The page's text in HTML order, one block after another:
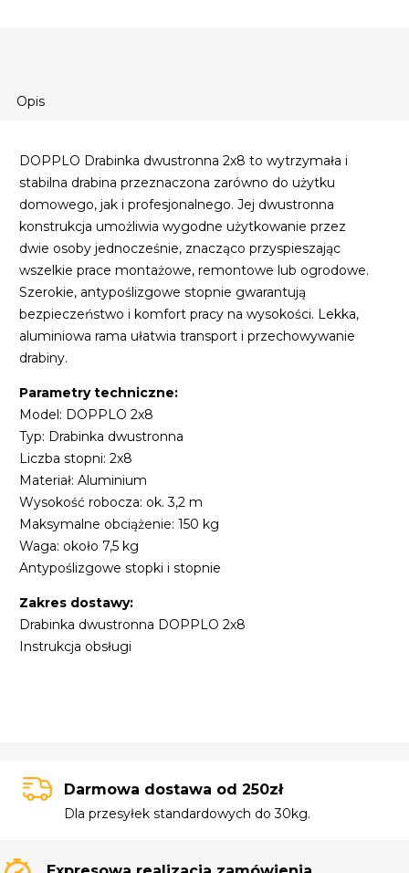
Opis
DOPPLO Drabinka dwustronna 2x8 to wytrzymała i
stabilna drabina przeznaczona zarówno do użytku
domowego, jak i profesjonalnego. Jej dwustronna
konstrukcja umożliwia wygodne użytkowanie przez
dwie osoby jednocześnie, znacząco przyspieszając
wszelkie prace montażowe, remontowe lub ogrodowe.
Szerokie, antypoślizgowe stopnie gwarantują
bezpieczeństwo i komfort pracy na wysokości. Lekka,
aluminiowa rama ułatwia transport i przechowywanie
drabiny.
Parametry techniczne:
Model: DOPPLO 2x8
Typ: Drabinka dwustronna
Liczba stopni: 2x8
Materiał: Aluminium
Wysokość robocza: ok. 3,2 m
Maksymalne obciążenie: 150 kg
Waga: około 7,5 kg
Antypoślizgowe stopki i stopnie
Zakres dostawy:
Drabinka dwustronna DOPPLO 2x8
Instrukcja obsługi
Darmowa dostawa od 250zł
Dla przesyłek standardowych do 30kg.